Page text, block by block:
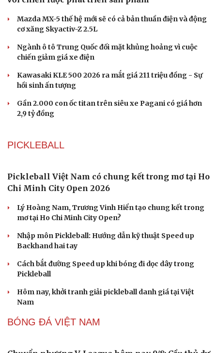
Honda tăng tốc cuộc đua xe điện tại Trung Quốc
với chiến lược phát triển sản phẩm
Kawasaki KLE 500 2026 ra mắt giá 211 triệu đồng - Sự
hồi sinh ấn tượng
Gần 2.000 con ốc titan trên siêu xe Pagani có giá hơn
2,9 tỷ đồng